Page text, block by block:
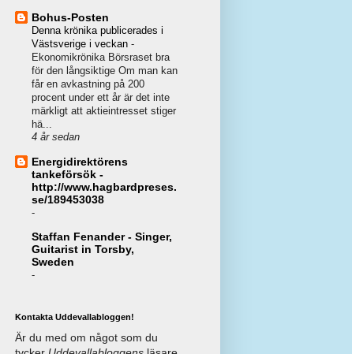
Bohus-Posten
Denna krönika publicerades i
Västsverige i veckan -
Ekonomikrönika Börsraset bra
för den långsiktige Om man kan
får en avkastning på 200
procent under ett år är det inte
märkligt att aktieintresset stiger
hä...
4 år sedan
Energidirektörens
tankeförsök -
http://www.hagbardpreses.
se/189453038
-
Staffan Fenander - Singer,
Guitarist in Torsby,
Sweden
-
Kontakta Uddevallabloggen!
Är du med om något som du